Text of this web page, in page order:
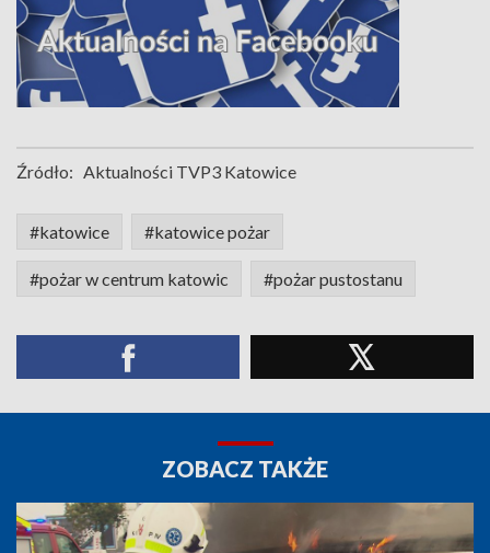
Źródło: Aktualności TVP3 Katowice
#katowice #katowice pożar
#pożar w centrum katowic #pożar pustostanu
ZOBACZ TAKŻE